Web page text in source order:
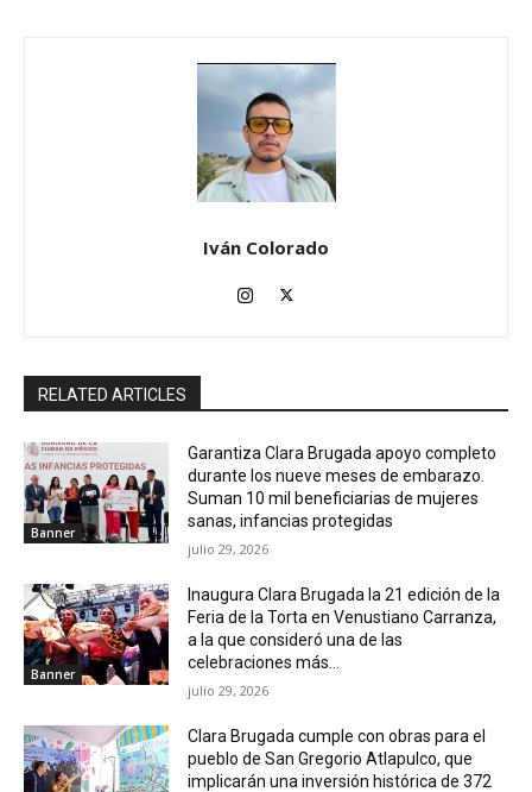
Iván Colorado
RELATED ARTICLES
Banner
Garantiza Clara Brugada apoyo completo
durante los nueve meses de embarazo.
Suman 10 mil beneficiarias de mujeres
sanas, infancias protegidas
julio 29, 2026
Banner
Inaugura Clara Brugada la 21 edición de la
Feria de la Torta en Venustiano Carranza,
a la que consideró una de las
celebraciones más...
julio 29, 2026
Clara Brugada cumple con obras para el
pueblo de San Gregorio Atlapulco, que
implicarán una inversión histórica de 372